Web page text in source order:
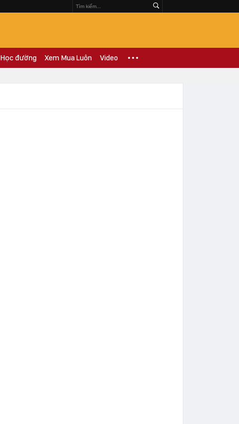
Học đường Xem Mua Luôn Video